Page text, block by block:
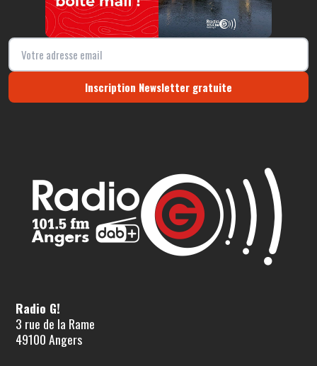
Inscription Newsletter gratuite
Radio G!
3 rue de la Rame
49100 Angers